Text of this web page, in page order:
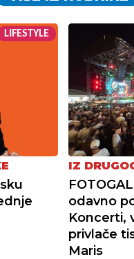
LIFESTYLE
IZ
odavno
Koncerti,
privlače
Maris